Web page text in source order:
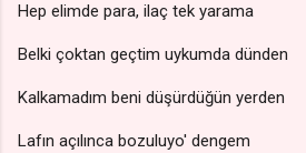
Hep elimde para, ilaç tek yarama
Belki çoktan geçtim uykumda dünden
Kalkamadım beni düşürdüğün yerden
Lafın açılınca bozuluyo' dengem